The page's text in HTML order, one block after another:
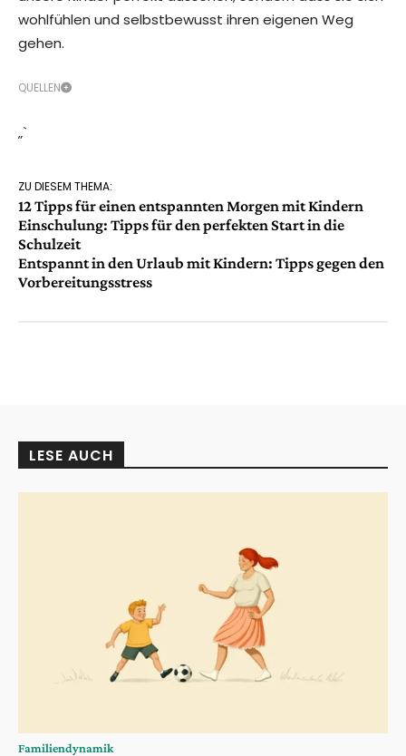
wohlfühlen und selbstbewusst ihren eigenen Weg
gehen.
QUELLEN
„`
ZU DIESEM THEMA:
12 Tipps für einen entspannten Morgen mit Kindern
Einschulung: Tipps für den perfekten Start in die
Schulzeit
Entspannt in den Urlaub mit Kindern: Tipps gegen den
Vorbereitungsstress
LESE AUCH
Familiendynamik